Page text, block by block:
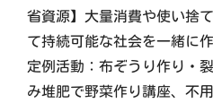
省資源】大量消費や使い捨
て持続可能な社会を一緒に
定例活動：布ぞうり作り・
み堆肥で野菜作り講座、不